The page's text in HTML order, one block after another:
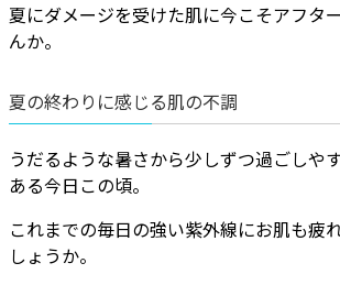
夏にダメージを受けた肌に今こそアフタ
んか。
夏の終わりに感じる肌の不調
うだるような暑さから少しずつ過ごしや
ある今日この頃。
これまでの毎日の強い紫外線にお肌も疲
しょうか。